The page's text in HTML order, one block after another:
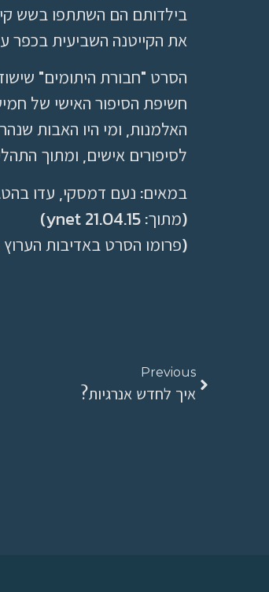
בילדותם הם השתתפו בשש
את הקייטנה השביעית בכפר עציון.
חשיפת הסיפור האישי של
האלמנות, ומי היו האבות
לסיפורים אישים, ומתוך
במאים: נעם דמסקי, עדו
(מתוך: 21.04.15 ynet)
(פרומו הסרט באדיבות הערוץ
Previous
איך לחדש אנרגיות?